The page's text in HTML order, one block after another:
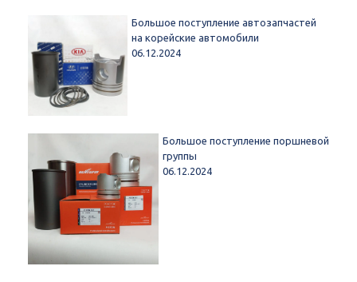
Большое поступление автозапчастей
на корейские автомобили
06.12.2024
Большое поступление поршневой
группы
06.12.2024